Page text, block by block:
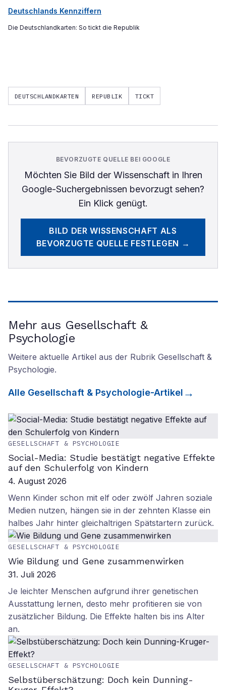
Deutschlands Kennziffern
Die Deutschlandkarten: So tickt die Republik
DEUTSCHLANDKARTEN REPUBLIK TICKT
BEVORZUGTE QUELLE BEI GOOGLE
Möchten Sie Bild der Wissenschaftin Ihren
Google-Suchergebnissen bevorzugt sehen?
Ein Klick genügt.
BILD DER WISSENSCHAFT ALS
BEVORZUGTE QUELLE FESTLEGEN →
Mehr aus Gesellschaft &
Psychologie
Weitere aktuelle Artikel aus der Rubrik Gesellschaft &
Psychologie.
Alle Gesellschaft & Psychologie-Artikel
GESELLSCHAFT & PSYCHOLOGIE
Social-Media: Studie bestätigt negative Effekte
auf den Schulerfolg von Kindern
4. August 2026
Wenn Kinder schon mit elf oder zwölf Jahren soziale
Medien nutzen, hängen sie in der zehnten Klasse ein
halbes Jahr hinter gleichaltrigen Spätstartern zurück.
GESELLSCHAFT & PSYCHOLOGIE
Wie Bildung und Gene zusammenwirken
31. Juli 2026
Je leichter Menschen aufgrund ihrer genetischen
Ausstattung lernen, desto mehr profitieren sie von
zusätzlicher Bildung. Die Effekte halten bis ins Alter
an.
GESELLSCHAFT & PSYCHOLOGIE
Selbstüberschätzung: Doch kein Dunning-